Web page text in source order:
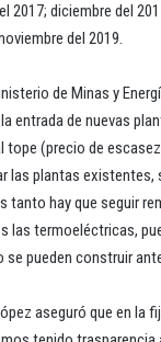
2017; diciembre del
del 2019.
de Minas y
entrada de nuevas
tope (precio de
las plantas existentes,
tanto hay que seguir
las termoeléctricas,
se pueden construir
aseguró que en la